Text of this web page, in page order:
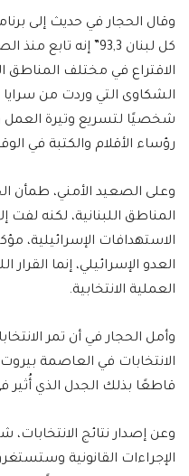
وقال الحجار في حديث إلى
كل لبنان 93,3” إنه
الاقتراع في مختلف المناطق
الشكاوى التي وردت من
شخصيًا لتسريع وتيرة العمل
رؤساء الأقلام والكتبة في
وعلى الصعيد الأمني، طمأن
المناطق اللبنانية، لكنه
الاستهدافات الإسرائيلية،
العدو الإسرائيلي، إنما
العملية الانتخابية.
وأمل الحجار في أن تمر
الانتخابات في العاصمة
قاطعًا بذلك الجدل الذي أُثير
وعن إصدار نتائج
الإجراءات القانونية